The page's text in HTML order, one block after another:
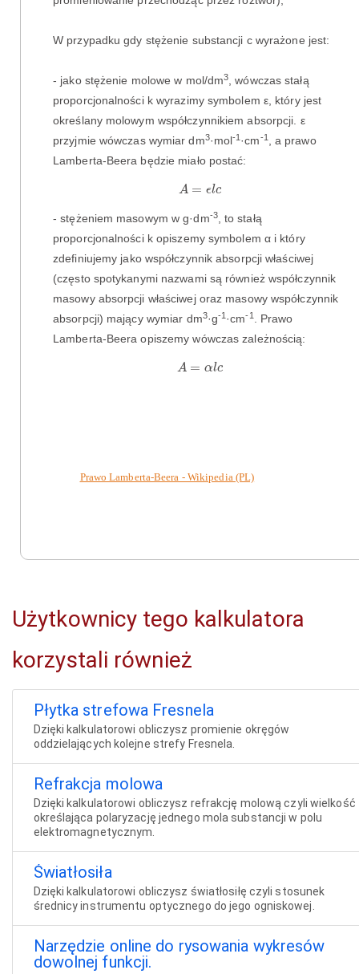
W przypadku gdy stężenie substancji c wyrażone jest:
- jako stężenie molowe w mol/dm3
, wówczas stałą
proporcjonalności k wyrazimy symbolem ε, który jest
określany molowym współczynnikiem absorpcji. ε
przyjmie wówczas wymiar dm3·mol-1 ·cm-1, a prawo
Lamberta-Beera będzie miało postać:
A = ϵlc
A c
- stężeniem masowym w g·dm-3, to stałą
proporcjonalności k opiszemy symbolem α i który
zdefiniujemy jako współczynnik absorpcji właściwej
(często spotykanymi nazwami są również współczynnik
masowy absorpcji właściwej oraz masowy współczynnik
absorpcji) mający wymiar dm3·g-1 ·cm-1. Prawo
Lamberta-Beera opiszemy wówczas zależnością:
A = αlc
A c
Prawo Lamberta-Beera - Wikipedia (PL)
Użytkownicy tego kalkulatora
korzystali również
Płytka strefowa Fresnela
Dzięki kalkulatorowi obliczysz promienie okręgów
oddzielających kolejne strefy Fresnela.
Refrakcja molowa
Dzięki kalkulatorowi obliczysz refrakcję molową czyli wielkość
określająca polaryzację jednego mola substancji w polu
elektromagnetycznym.
Światłosiła
Dzięki kalkulatorowi obliczysz światłosiłę czyli stosunek
średnicy instrumentu optycznego do jego ogniskowej.
Narzędzie online do rysowania wykresów
dowolnej funkcji.